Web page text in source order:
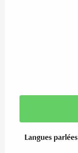
Langues parlées
Langues parlées